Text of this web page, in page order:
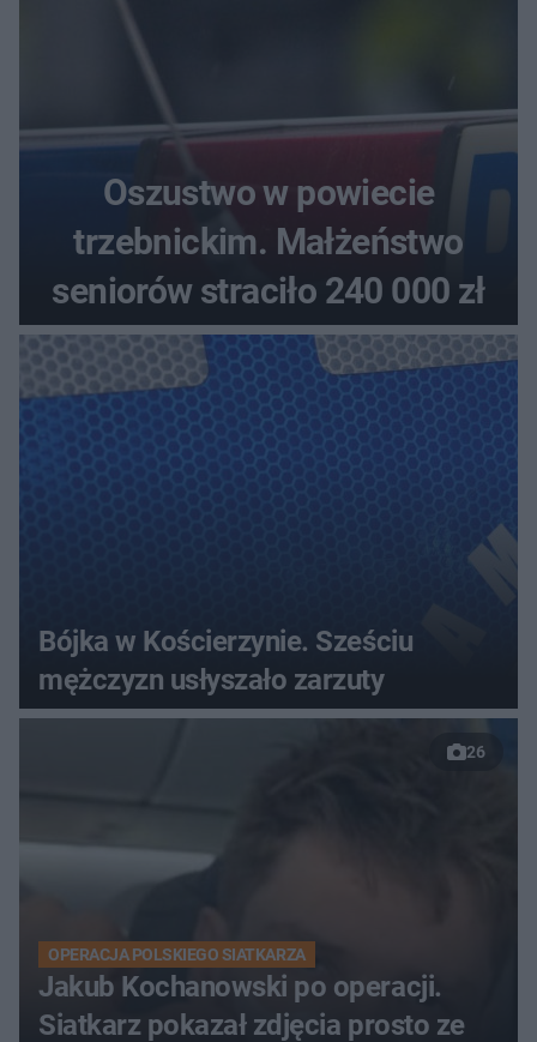
Oszustwo w powiecie
trzebnickim. Małżeństwo
seniorów straciło 240 000 zł
Bójka w Kościerzynie. Sześciu
mężczyzn usłyszało zarzuty
26
OPERACJA POLSKIEGO SIATKARZA
Jakub Kochanowski po operacji.
Siatkarz pokazał zdjęcia prosto ze